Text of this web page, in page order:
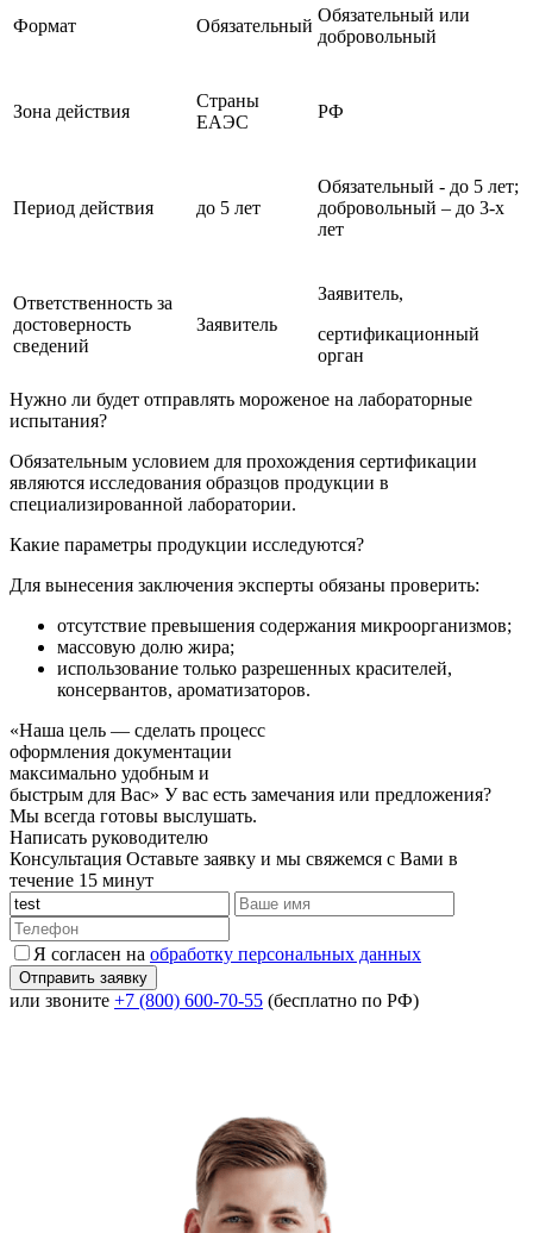
Формат Обязательный
Обязательный или
добровольный
Зона действия
Страны
ЕАЭС
РФ
Период действия до 5 лет
Обязательный - до 5 лет;
добровольный – до 3-х
лет
Ответственность за
достоверность
сведений
Заявитель
Заявитель,
сертификационный
орган
Нужно ли будет отправлять мороженое на лабораторные
испытания?
Обязательным условием для прохождения сертификации
являются исследования образцов продукции в
специализированной лаборатории.
Какие параметры продукции исследуются?
Для вынесения заключения эксперты обязаны проверить:
отсутствие превышения содержания микроорганизмов;
массовую долю жира;
использование только разрешенных красителей,
консервантов, ароматизаторов.
«Наша цель — сделать процесс
оформления документации
максимально удобным и
быстрым для Вас» У вас есть замечания или предложения?
Мы всегда готовы выслушать.
Написать руководителю
Консультация Оставьте заявку и мы свяжемся с Вами в
течение 15 минут
Я согласен на обработку персональных данных
или звоните +7 (800) 600-70-55 (бесплатно по РФ)